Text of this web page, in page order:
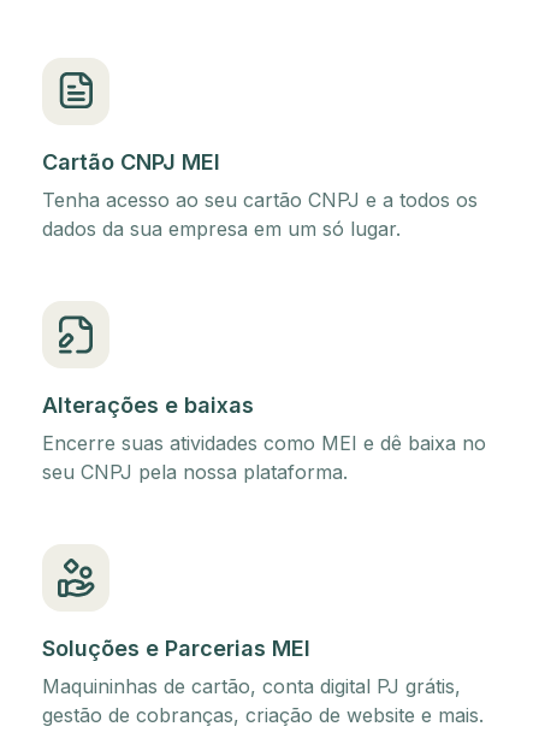
Cartão CNPJ MEI
Tenha acesso ao seu cartão CNPJ e a todos os
dados da sua empresa em um só lugar.
Alterações e baixas
Encerre suas atividades como MEI e dê baixa no
seu CNPJ pela nossa plataforma.
Soluções e Parcerias MEI
Maquininhas de cartão, conta digital PJ grátis,
gestão de cobranças, criação de website e mais.